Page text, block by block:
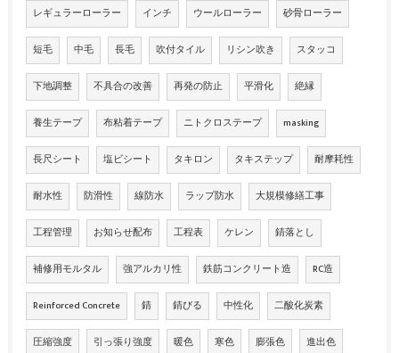
レギュラーローラー インチ ウールローラー 砂骨ローラー
短毛 中毛 長毛 吹付タイル リシン吹き スタッコ
下地調整 不具合の改善 再発の防止 平滑化 絶縁
養生テープ 布粘着テープ ニトクロステープ masking
長尺シート 塩ビシート タキロン タキステップ 耐摩耗性
耐水性 防滑性 線防水 ラップ防水 大規模修繕工事
工程管理 お知らせ配布 工程表 ケレン 錆落とし
補修用モルタル 強アルカリ性 鉄筋コンクリート造 RC造
Reinforced Concrete 錆 錆びる 中性化 二酸化炭素
圧縮強度 引っ張り強度 暖色 寒色 膨張色 進出色